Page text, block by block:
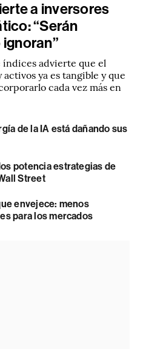
a inversores
“Serán
índices advierte que el
ya es tangible y que
cada vez más en
de la IA está dañando sus
potencia estrategias de
Street
envejece: menos
para los mercados